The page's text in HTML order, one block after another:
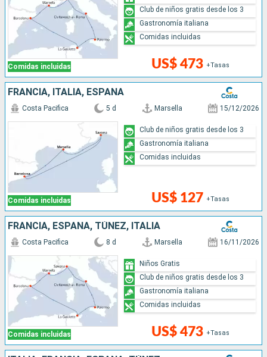
Comidas incluidas US$ 473 +Tasas
Club de niños gratis desde los 3
Gastronomía italiana
Comidas incluidas
FRANCIA, ITALIA, ESPAÑA
Comidas incluidas
Costa Pacifica 5 d Marsella 15/12/2026
US$ 127 +Tasas
Club de niños gratis desde los 3
Gastronomía italiana
Comidas incluidas
FRANCIA, ESPAÑA, TÚNEZ, ITALIA
Comidas incluidas
Costa Pacifica 8 d Marsella 16/11/2026
US$ 473 +Tasas
Niños Gratis
Club de niños gratis desde los 3
Gastronomía italiana
Comidas incluidas